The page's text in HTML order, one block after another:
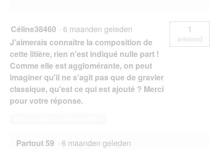
Céline38460 · 6 maanden geleden
J'aimerais connaître la composition de
cette litière, rien n'est indiqué nulle part !
Comme elle est agglomérante, on peut
imaginer qu'il ne s'agit pas que de gravier
classique, qu'est ce qui est ajouté ? Merci
pour votre réponse.
1
antwoord
Partout 59 · 6 maanden geleden